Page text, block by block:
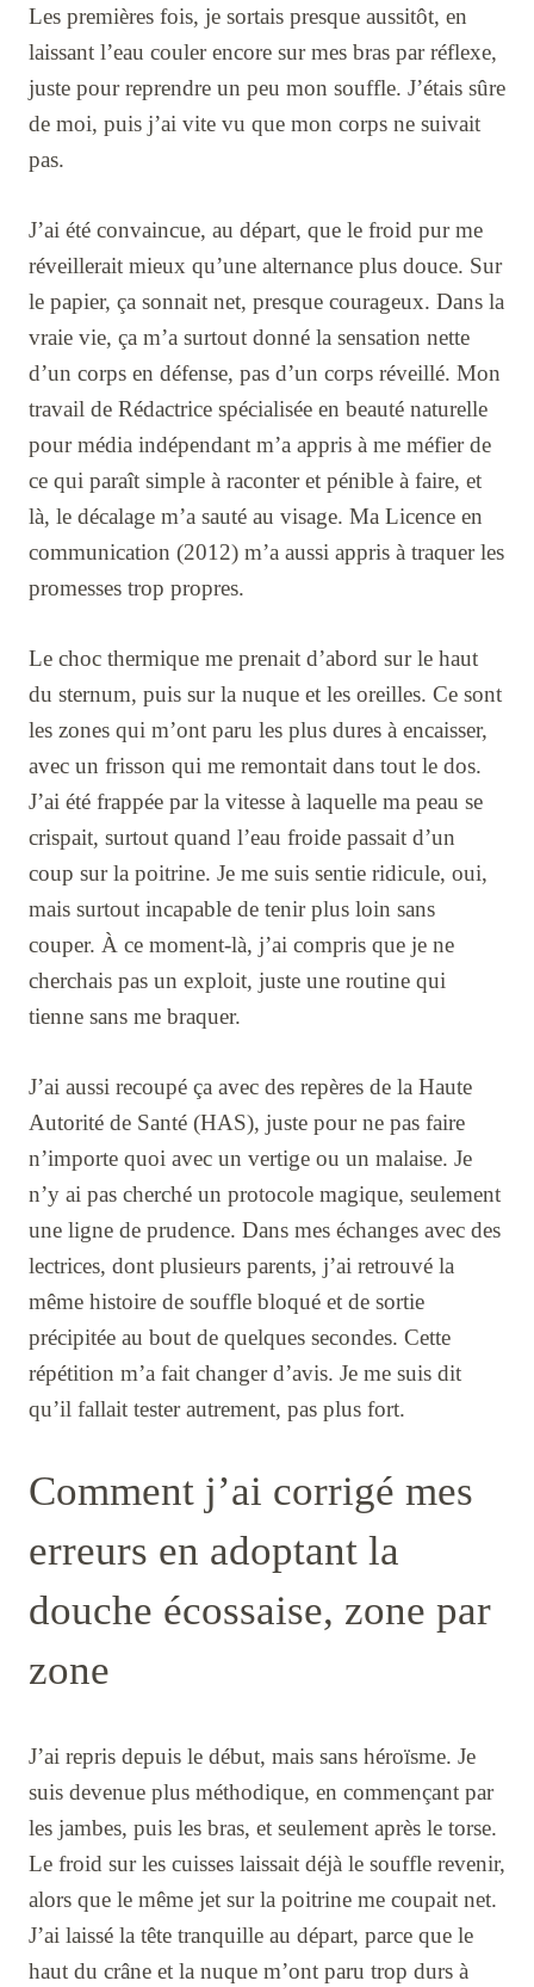
Les premières fois, je sortais presque aussitôt, en
laissant l’eau couler encore sur mes bras par réflexe,
juste pour reprendre un peu mon souffle. J’étais sûre
de moi, puis j’ai vite vu que mon corps ne suivait
pas.
J’ai été convaincue, au départ, que le froid pur me
réveillerait mieux qu’une alternance plus douce. Sur
le papier, ça sonnait net, presque courageux. Dans la
vraie vie, ça m’a surtout donné la sensation nette
d’un corps en défense, pas d’un corps réveillé. Mon
travail de Rédactrice spécialisée en beauté naturelle
pour média indépendant m’a appris à me méfier de
ce qui paraît simple à raconter et pénible à faire, et
là, le décalage m’a sauté au visage. Ma Licence en
communication (2012) m’a aussi appris à traquer les
promesses trop propres.
Le choc thermique me prenait d’abord sur le haut
du sternum, puis sur la nuque et les oreilles. Ce sont
les zones qui m’ont paru les plus dures à encaisser,
avec un frisson qui me remontait dans tout le dos.
J’ai été frappée par la vitesse à laquelle ma peau se
crispait, surtout quand l’eau froide passait d’un
coup sur la poitrine. Je me suis sentie ridicule, oui,
mais surtout incapable de tenir plus loin sans
couper. À ce moment-là, j’ai compris que je ne
cherchais pas un exploit, juste une routine qui
tienne sans me braquer.
J’ai aussi recoupé ça avec des repères de la Haute
Autorité de Santé (HAS), juste pour ne pas faire
n’importe quoi avec un vertige ou un malaise. Je
n’y ai pas cherché un protocole magique, seulement
une ligne de prudence. Dans mes échanges avec des
lectrices, dont plusieurs parents, j’ai retrouvé la
même histoire de souffle bloqué et de sortie
précipitée au bout de quelques secondes. Cette
répétition m’a fait changer d’avis. Je me suis dit
qu’il fallait tester autrement, pas plus fort.
Comment j’ai corrigé mes
erreurs en adoptant la
douche écossaise, zone par
zone
J’ai repris depuis le début, mais sans héroïsme. Je
suis devenue plus méthodique, en commençant par
les jambes, puis les bras, et seulement après le torse.
Le froid sur les cuisses laissait déjà le souffle revenir,
alors que le même jet sur la poitrine me coupait net.
J’ai laissé la tête tranquille au départ, parce que le
haut du crâne et la nuque m’ont paru trop durs à